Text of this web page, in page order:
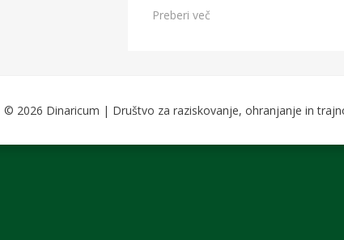
Preberi več
© 2026 Dinaricum | Društvo za raziskovanje, ohranjanje in